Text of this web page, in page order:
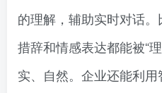
的理解，辅助实时对话
措辞和情感表达都能被“
实、自然。企业还能利